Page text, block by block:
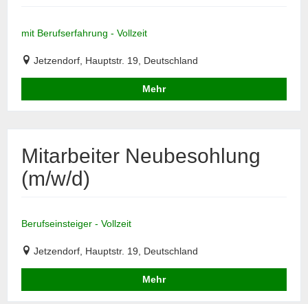
mit Berufserfahrung - Vollzeit
Jetzendorf, Hauptstr. 19, Deutschland
Mehr
Mitarbeiter Neubesohlung
(m/w/d)
Berufseinsteiger - Vollzeit
Jetzendorf, Hauptstr. 19, Deutschland
Mehr